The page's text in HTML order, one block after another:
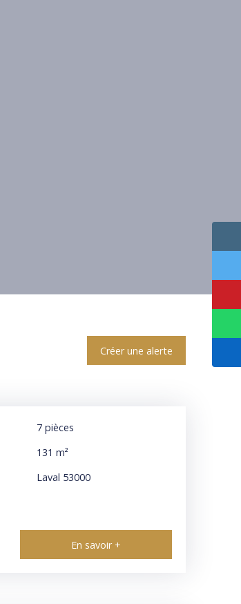
Créer une alerte
7 pièces
131 m²
Laval 53000
En savoir +